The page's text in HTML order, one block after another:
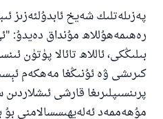
پەزىلەتلىك شەيخ ئابدۇلئەزىز
رەھىمەھۇللاھ مۇنداق دەيدۇ:
بىلىڭكى، ئاللاھ تائالا پۈتۈن
كىرىشى ۋە ئۇنىڭغا مەھكەم
پرىنسىپلىرىغا قارشى
مۇھەممەد ئەلەيھىسسالامنى بۇ